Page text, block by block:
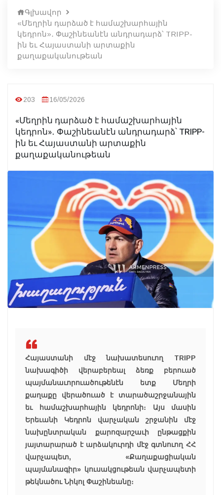
Գլխավոր
«Մեղրին դարձած է համաշխարհային
կեդրոն»․ Փաշինեանէն անդրադարձ՝ TRIPP-
ին եւ Հայաստանի արտաքին
քաղաքականութեան
203 16/05/2026
«Մեղրին դարձած է համաշխարհային
կեդրոն»․ Փաշինեանէն անդրադարձ՝ TRIPP-
ին եւ Հայաստանի արտաքին
քաղաքականութեան
Հայաստանի մէջ նախատեսուող TRIPP
նախագիծի վերաբերեալ ձեռք բերուած
պայմանաւորուածութենէն ետք Մեղրի
քաղաքը վերածուած է տարածաշրջանային
եւ համաշխարհային կեդրոնի։ Այս մասին
Երեւանի Կեդրոն վարչական շրջանին մէջ
նախընտրական քարոզարշաւի ընթացքին
յայտարարած է արձակուրդի մէջ գտնուող ՀՀ
վարչապետ, «Քաղաքացիական
պայմանագիր» կուսակցութեան վարչապետի
թեկնածու Նիկոլ Փաշինեանը։